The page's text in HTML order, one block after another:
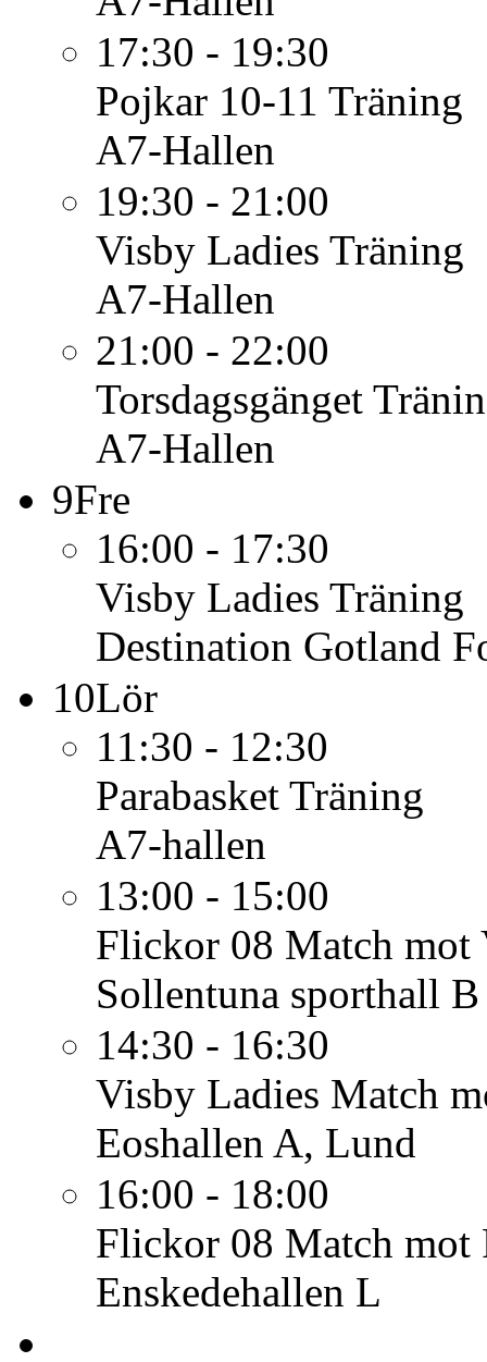
17:30 - 19:30
Pojkar 10-11 Träning
A7-Hallen
19:30 - 21:00
Visby Ladies Träning
A7-Hallen
21:00 - 22:00
Torsdagsgänget
A7-Hallen
9Fre
16:00 - 17:30
Visby Ladies Träning
Destination Gotland
10Lör
11:30 - 12:30
Parabasket Träning
A7-hallen
13:00 - 15:00
Flickor 08 Match
Sollentuna sporthall B
14:30 - 16:30
Visby Ladies Match
Eoshallen A, Lund
16:00 - 18:00
Flickor 08 Match mot
Enskedehallen L